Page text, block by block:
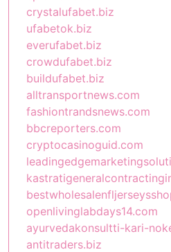
crystalufabet.biz
ufabetok.biz
everufabet.biz
crowdufabet.biz
buildufabet.biz
alltransportnews.com
fashiontrandsnews.com
bbcreporters.com
cryptocasinoguid.com
openlivinglabdays14.com
ayurvedakonsultti-kari-
antitraders.biz